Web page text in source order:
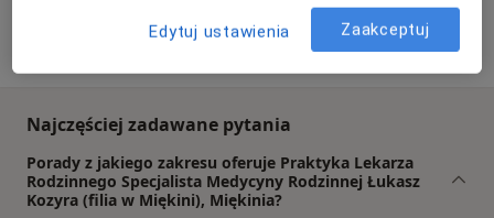
Rodzinnej Łukasz Kozyra (filia w Miękini)
Lipowa 31, 55-330 Miękinia
Najczęściej zadawane pytania
Porady z jakiego zakresu oferuje Praktyka Lekarza
Rodzinnego Specjalista Medycyny Rodzinnej Łukasz
Kozyra (filia w Miękini), Miękinia?
Edytuj ustawienia Zaakceptuj